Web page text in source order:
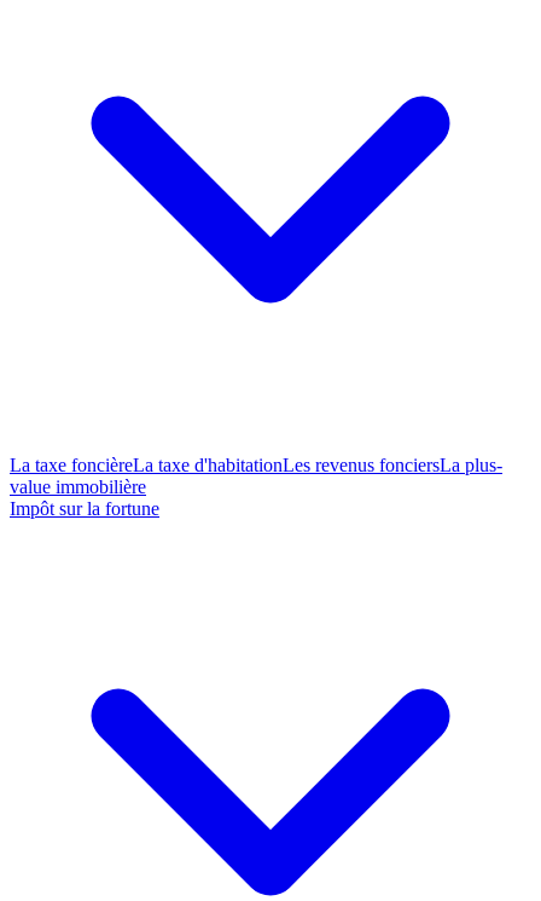
La taxe foncièreLa taxe d'habitationLes revenus fonciersLa plus-
value immobilière
Impôt sur la fortune